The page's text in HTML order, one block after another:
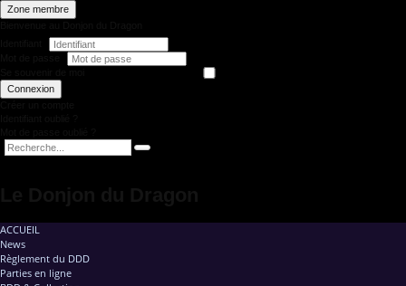
Zone membre
Connexion
ACCUEIL
News
Règlement du DDD
Parties en ligne